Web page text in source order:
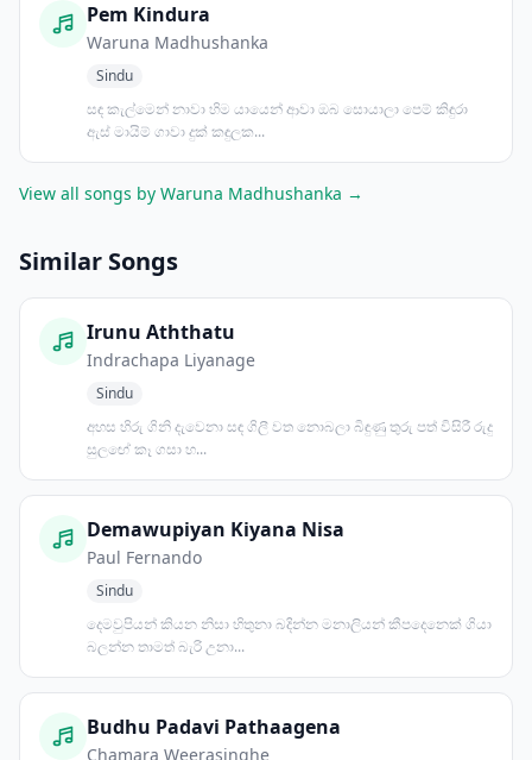
Pem Kindura
Waruna Madhushanka
Sindu
සඳ කැල්මෙන් නාවා හිම යායෙන් ආවා ඔබ සොයාලා පෙම් කිඳුරා
ඇස් මායිම් ගාවා දුක් කඳුලක...
View all songs by Waruna Madhushanka →
Similar Songs
Irunu Aththatu
Indrachapa Liyanage
Sindu
අහස හිරු ගිනි දැවෙනා සඳ ගිලී වත නොබලා බිඳුණු තුරු පත් විසිරී රුදු
සුලඟේ කෑ ගසා හ...
Demawupiyan Kiyana Nisa
Paul Fernando
Sindu
දෙමවුපියන් කියන නිසා හිතුනා බදින්න මනාලියන් කීපදෙනෙක් ගියා
බලන්න තාමත් බැරි උනා...
Budhu Padavi Pathaagena
Chamara Weerasinghe